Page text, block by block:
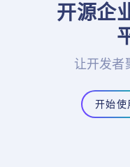
开源企
让开发者
开始使